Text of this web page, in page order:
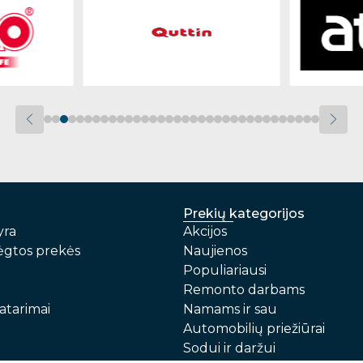
prekės
Prekių kategorijos
Akcijos
Naujienos
Populiariausi
Remonto darbams
Namams ir sau
Automobilių priežiūrai
Sodui ir daržui